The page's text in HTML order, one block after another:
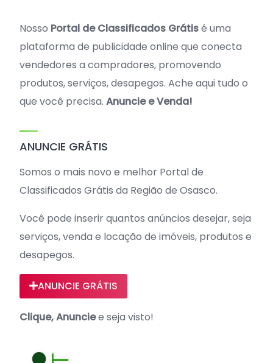
Nosso Portal de Classificados Grátisé uma
plataforma de publicidade online que conecta
vendedores a compradores, promovendo
produtos, serviços, desapegos. Ache aqui tudo o
que você precisa. Anuncie e Venda!
ANUNCIE GRÁTIS
Somos o mais novo e melhor Portal de
Classificados Grátis da Região de Osasco.
Você pode inserir quantos anúncios desejar, seja
serviços, venda e locação de imóveis, produtos e
desapegos.
ANUNCIE GRÁTIS
Clique, Anunciee seja visto!